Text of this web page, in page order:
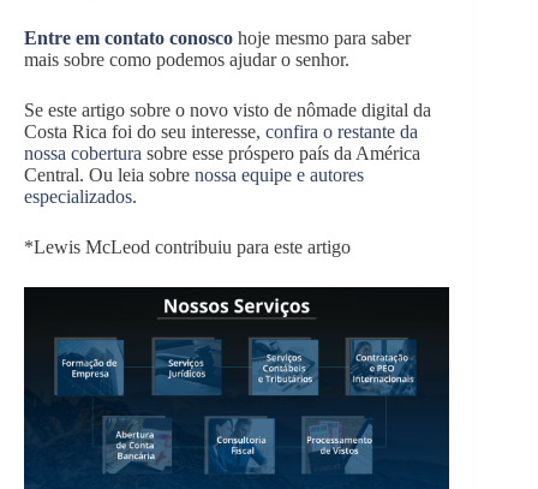
Entre em contato conosco hoje mesmo para saber
mais sobre como podemos ajudar o senhor.
Se este artigo sobre o novo visto de nômade digital da
Costa Rica foi do seu interesse, confira o restante da
nossa cobertura sobre esse próspero país da América
Central. Ou leia sobre nossa equipe e autores
especializados.
*Lewis McLeod contribuiu para este artigo